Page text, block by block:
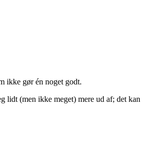
ikke gør én noget godt.
lidt (men ikke meget) mere ud af; det kan